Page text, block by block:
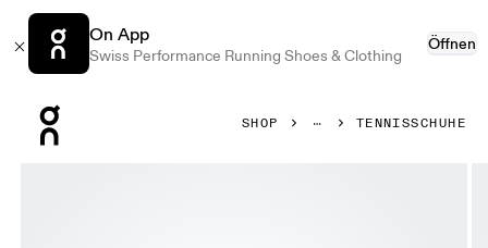
On App
Swiss Performance Running Shoes & Clothing
Öffnen
SHOP TENNISSCHUHE